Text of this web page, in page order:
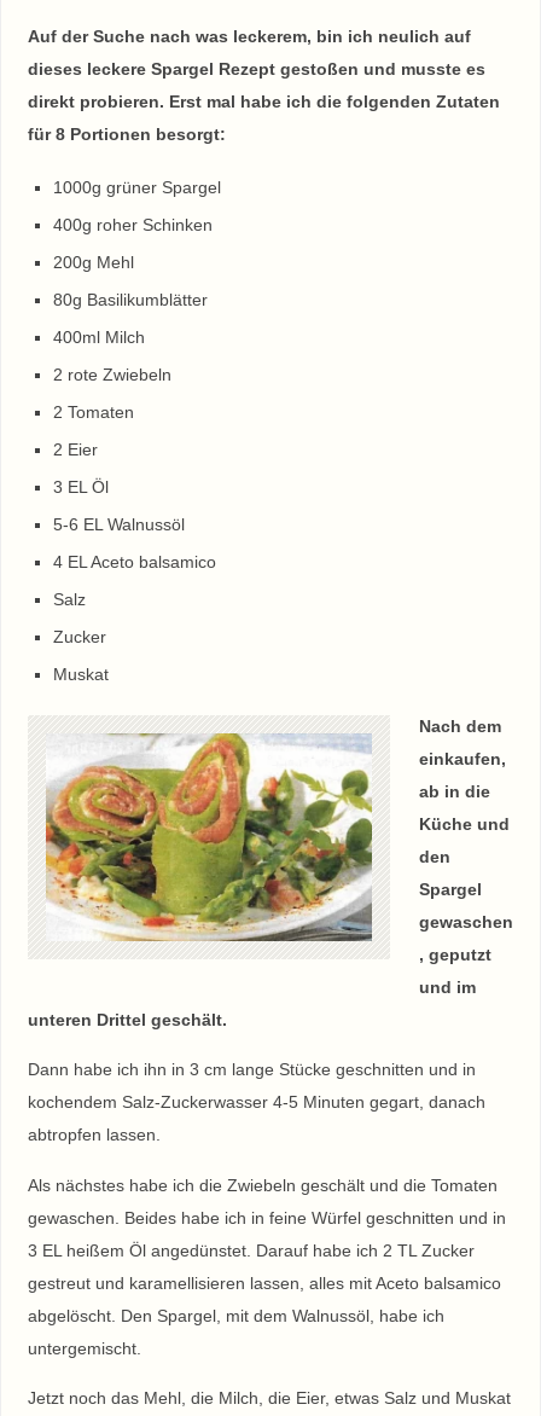
Auf der Suche nach was leckerem, bin ich neulich auf
dieses leckere Spargel Rezept gestoßen und musste es
direkt probieren. Erst mal habe ich die folgenden Zutaten
für 8 Portionen besorgt:
1000g grüner Spargel
400g roher Schinken
200g Mehl
80g Basilikumblätter
400ml Milch
2 rote Zwiebeln
2 Tomaten
2 Eier
3 EL Öl
5-6 EL Walnussöl
4 EL Aceto balsamico
Salz
Zucker
Muskat
Nach dem
einkaufen,
ab in die
Küche und
den
Spargel
gewaschen
, geputzt
und im
unteren Drittel geschält.
Dann habe ich ihn in 3 cm lange Stücke geschnitten und in
kochendem Salz-Zuckerwasser 4-5 Minuten gegart, danach
abtropfen lassen.
Als nächstes habe ich die Zwiebeln geschält und die Tomaten
gewaschen. Beides habe ich in feine Würfel geschnitten und in
3 EL heißem Öl angedünstet. Darauf habe ich 2 TL Zucker
gestreut und karamellisieren lassen, alles mit Aceto balsamico
abgelöscht. Den Spargel, mit dem Walnussöl, habe ich
untergemischt.
Jetzt noch das Mehl, die Milch, die Eier, etwas Salz und Muskat